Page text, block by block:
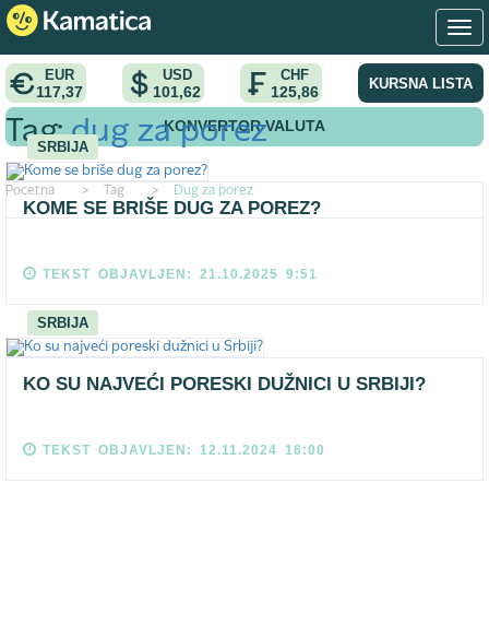
EUR
117,37
USD
101,62
CHF
125,86 KURSNA LISTA
KONVERTOR VALUTA
Pocetna > Tag > Dug za porez
Tag:dug za porez
SRBIJA
KOME SE BRIŠE DUG ZA POREZ?
TEKST OBJAVLJEN: 21.10.2025 9:51
SRBIJA
KO SU NAJVEĆI PORESKI DUŽNICI U SRBIJI?
TEKST OBJAVLJEN: 12.11.2024 16:00